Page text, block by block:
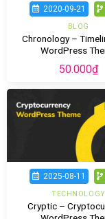
2020-09-21
BLOG
Chronology –
WordPress
50.000₫
2025-08-11
TECHNOLOGY
Cryptic –